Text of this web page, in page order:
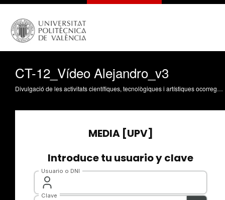
CT-12_Vídeo Alejandro_v3
Divulgació de les activitats científiques, tecnològiques i artístiques ocorregudes en els tres campus de la UPV